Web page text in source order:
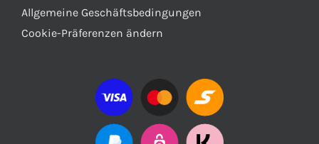
Allgemeine Geschäftsbedingungen
Cookie-Präferenzen ändern